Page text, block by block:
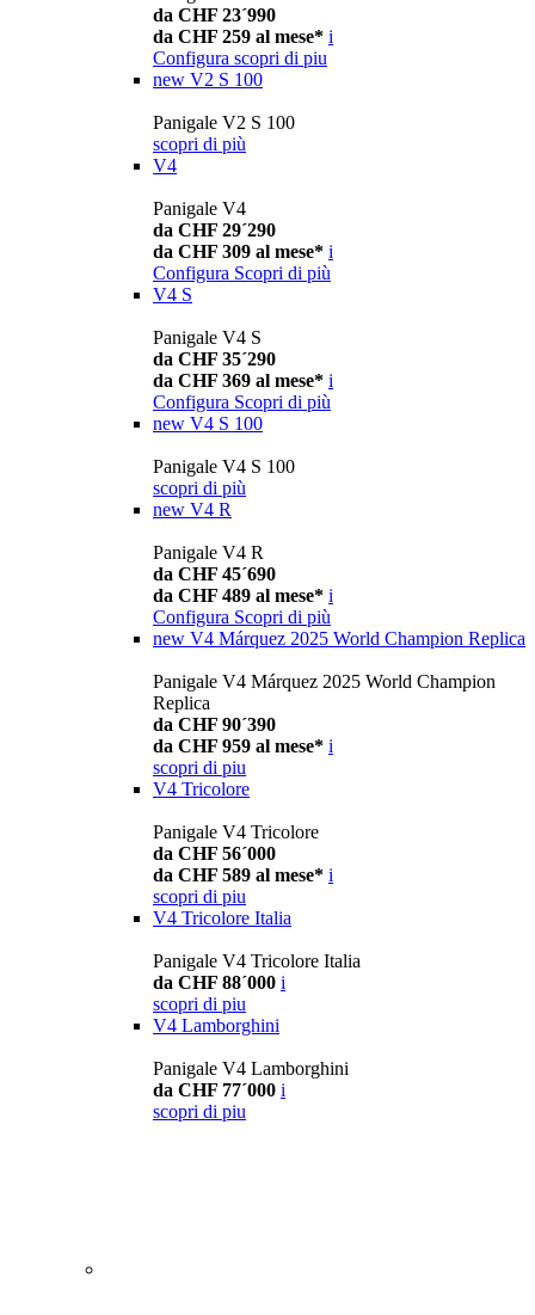
da CHF 23´990
da CHF 259 al mese* i
Configura scopri di piu
new V2 S 100
Panigale V2 S 100
scopri di più
V4
Panigale V4
da CHF 29´290
da CHF 309 al mese* i
Configura Scopri di più
V4 S
Panigale V4 S
da CHF 35´290
da CHF 369 al mese* i
Configura Scopri di più
new V4 S 100
Panigale V4 S 100
scopri di più
new V4 R
Panigale V4 R
da CHF 45´690
da CHF 489 al mese* i
Configura Scopri di più
new V4 Márquez 2025 World Champion Replica
Panigale V4 Márquez 2025 World Champion
Replica
da CHF 90´390
da CHF 959 al mese* i
scopri di piu
V4 Tricolore
Panigale V4 Tricolore
da CHF 56´000
da CHF 589 al mese* i
scopri di piu
V4 Tricolore Italia
Panigale V4 Tricolore Italia
da CHF 88´000 i
scopri di piu
V4 Lamborghini
Panigale V4 Lamborghini
da CHF 77´000 i
scopri di piu